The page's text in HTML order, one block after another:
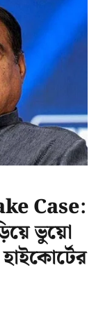
Case:
ভুয়ো